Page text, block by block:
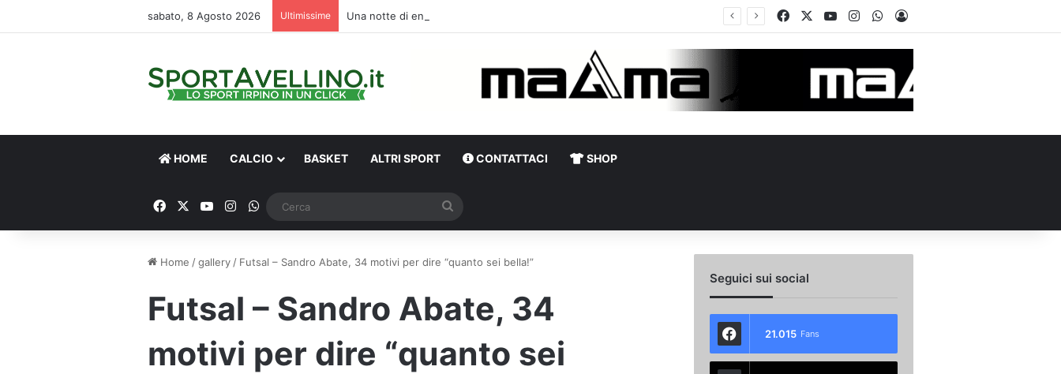
sabato, 8 Agosto 2026 Ultimissime FacebookYou TubeInstagramWhatsApp
Accedi
HOME CALCIO BASKET ALTRI SPORT CONTATTACI SHOP
FacebookYou TubeInstagram
WhatsApp
Home /gallery / Futsal – Sandro Abate, 34 motivi per dire “quanto sei bella!”
Futsal – Sandro Abate, 34
motivi per dire “quanto sei
Seguici sui social
21.015 Fans